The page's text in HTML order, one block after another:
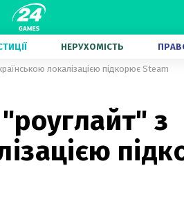
НЕРУХОМІСТЬ
локалізацією підкорює Steam
з